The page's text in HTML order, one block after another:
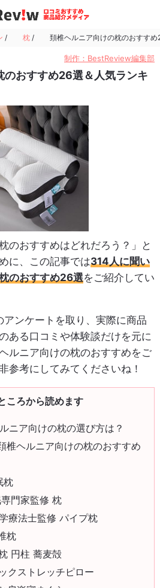
/ 枕 / 頚椎ヘルニア向けの枕のおすす
制作：BestReview編集部
のおすすめ26選＆人気ランキ
のおすすめはどれだろう？」と
に、この記事では314人に聞い
のおすすめ26選をご紹介してい
ンケートを取り、実際に商品
ある口コミや体験談だけを元に
ルニア向けの枕のおすすめをご
参考にしてみてくださいね！
ころから読めます
ニア向けの枕の選び方は？
椎ヘルニア向けの枕のおすすめ
枕
門家監修 枕
療法士監修 パイプ枕
枕
円柱 蕎麦殻
クストレッチピロー